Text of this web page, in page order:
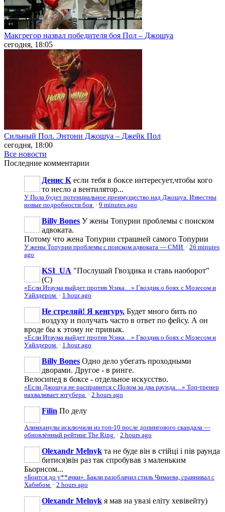
Макгрегор назвал победителя боя Пол – Джошуа
сегодня, 18:05
Сильный Пол. Энтони Джошуа – Джейк Пол
сегодня, 18:00
Все новости
Последние комментарии
Денис К если тебя в боксе интересует,чтобы кого
то несло а вентилятор...
У Пола будет потенциальное преимущество над Джошуа. Известны
новые подробности боя · 9 minutes ago
Billy Bones У жены Топурии проблемы с поиском
адвоката.
Потому что жена Топурии страшней самого Топурии
У жены Топурии проблемы с поиском адвоката — СМИ · 26 minutes
ago
KSI_UA "Послушай Гвоздика и ставь наоборот"
(С)
«Если Итаума выйдет против Усика…» Гвоздик о боях с Мозесом и
Уайлдером · 1 hour ago
Не стреляй! Я кенгуру. Будет много бить по
воздуху и получать часто в ответ по фейсу. А он
вроде бы к этому не привык.
«Если Итаума выйдет против Усика…» Гвоздик о боях с Мозесом и
Уайлдером · 1 hour ago
Billy Bones Одно дело убегать проходными
дворами. Другое - в ринге.
Велосипед в боксе - отдельное искусство.
«Если Джошуа не расправится с Полом за два раунда…» Топ-тренер
нахваливает ютубера · 2 hours ago
Filin По делу
Алимханулы исключили из топ-10 после допингового скандала —
обновлённый рейтинг The Ring · 2 hours ago
Olexandr Melnyk та не буде він в стійці і пів раунда
битися)він раз так спробував з маленьким
Бьорнсом...
«Боится до у**ачки». Бакли разоблачил стиль Чимаева, сравнивал с
Хабибом · 2 hours ago
Olexandr Melnyk я мав на увазі еліту хевівейту)